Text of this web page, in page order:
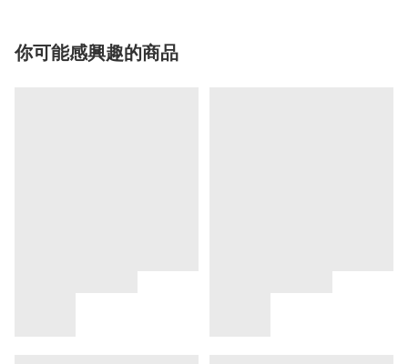
你可能感興趣的商品